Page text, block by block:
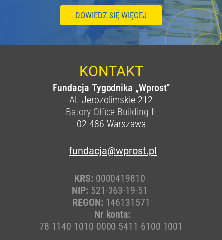
DOWIEDZ SIĘ WIĘCEJ
KONTAKT
Fundacja Tygodnika „Wprost”
Al. Jerozolimskie 212
Batory Office Building II
02-486 Warszawa
fundacja@wprost.pl
KRS: 0000419810
NIP: 521-363-19-51
REGON: 146131571
Nr konta:
78 1140 1010 0000 5411 6100 1001